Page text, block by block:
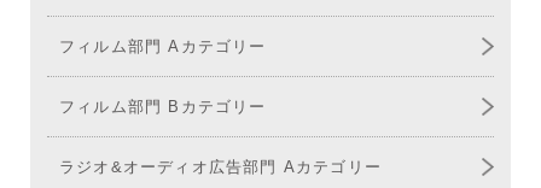
フィルム部門 Aカテゴリー
フィルム部門 Bカテゴリー
ラジオ&オーディオ広告部門 Aカテゴリー